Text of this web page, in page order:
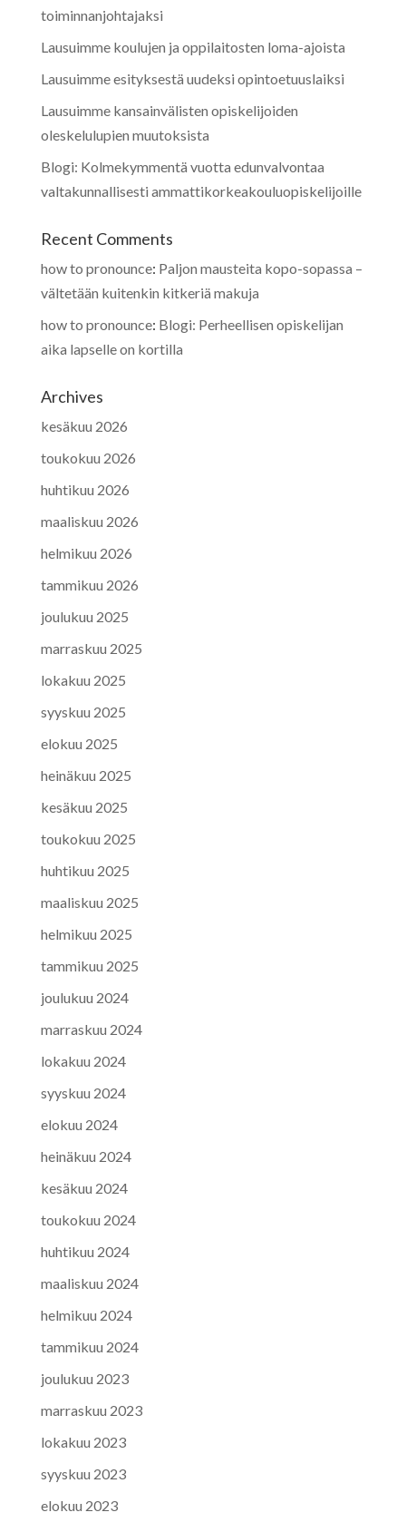
toiminnanjohtajaksi
Lausuimme koulujen ja oppilaitosten loma-ajoista
Lausuimme esityksestä uudeksi opintoetuuslaiksi
Lausuimme kansainvälisten opiskelijoiden
oleskelulupien muutoksista
Blogi: Kolmekymmentä vuotta edunvalvontaa
valtakunnallisesti ammattikorkeakouluopiskelijoille
Recent Comments
how to pronounce: Paljon mausteita kopo-sopassa –
vältetään kuitenkin kitkeriä makuja
how to pronounce: Blogi: Perheellisen opiskelijan
aika lapselle on kortilla
Archives
kesäkuu 2026
toukokuu 2026
huhtikuu 2026
maaliskuu 2026
helmikuu 2026
tammikuu 2026
joulukuu 2025
marraskuu 2025
lokakuu 2025
syyskuu 2025
elokuu 2025
heinäkuu 2025
kesäkuu 2025
toukokuu 2025
huhtikuu 2025
maaliskuu 2025
helmikuu 2025
tammikuu 2025
joulukuu 2024
marraskuu 2024
lokakuu 2024
syyskuu 2024
elokuu 2024
heinäkuu 2024
kesäkuu 2024
toukokuu 2024
huhtikuu 2024
maaliskuu 2024
helmikuu 2024
tammikuu 2024
joulukuu 2023
marraskuu 2023
lokakuu 2023
syyskuu 2023
elokuu 2023